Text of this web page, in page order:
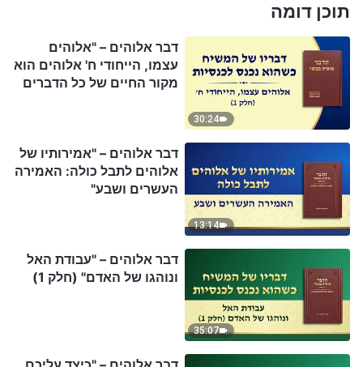
תוכן דומה
30:24
דבר אלוהים – "אלוהים
עצמו, הייחודי ח' אלוהים הוא
מקור החיים של כל הדברים
13:14
דבר אלוהים – "אמירותיו של
אלוהים לתבל כולה: האמירה
העשרים ושבע"
35:07
דבר אלוהים – "עבודת האל
ונוהגו של האדם" (חלק 1)